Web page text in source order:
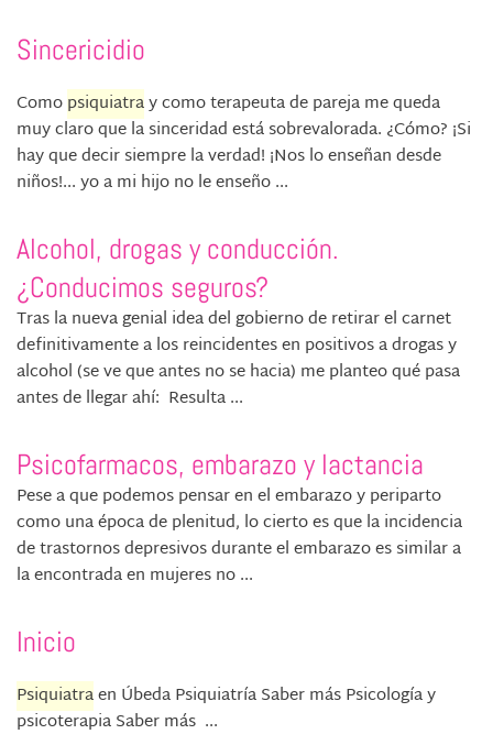
Sincericidio
Comopsiquiatray como terapeuta de pareja me queda
muy claro que la sinceridad está sobrevalorada. ¿Cómo? ¡Si
hay que decir siempre la verdad! ¡Nos lo enseñan desde
niños!... yo a mi hijo no le enseño ...
Alcohol, drogas y conducción.
¿Conducimos seguros?
Tras la nueva genial idea del gobierno de retirar el carnet
definitivamente a los reincidentes en positivos a drogas y
alcohol (se ve que antes no se hacia) me planteo qué pasa
antes de llegar ahí: Resulta ...
Psicofarmacos, embarazo y lactancia
Pese a que podemos pensar en el embarazo y periparto
como una época de plenitud, lo cierto es que la incidencia
de trastornos depresivos durante el embarazo es similar a
la encontrada en mujeres no ...
Inicio
Psiquiatraen Úbeda Psiquiatría Saber más Psicología y
psicoterapia Saber más ...